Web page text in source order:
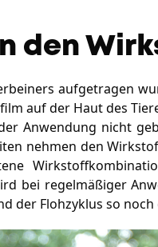
den
aufgetragen
auf der Haut des
Anwendung nicht
nehmen den
bei regelmäßiger
der Flohzyklus so